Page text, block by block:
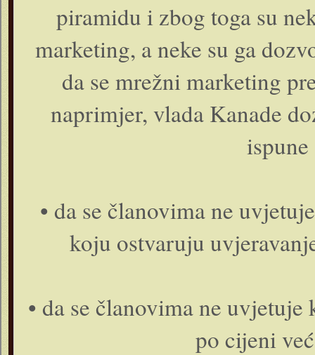
piramidu i zbog toga su
marketing, a neke su ga
da se mrežni marketing
naprimjer, vlada Kanade
• da se članovima ne
koju ostvaruju
• da se članovima ne
po cijeni